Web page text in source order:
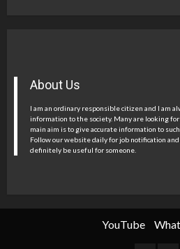
About Us
I am an ordinary responsible citizen and I am
information to the society. Many are looking
main aim is to give accurate information to
Follow our website daily for job notification
definitely be useful for someone.
YouTube